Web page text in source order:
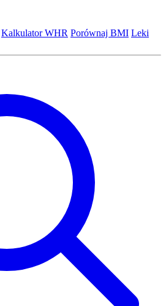
Kalkulator WHR Porównaj BMI Leki